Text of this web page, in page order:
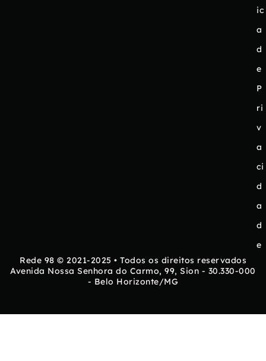
ic
a
d
e
P
ri
v
a
ci
d
a
d
e
Rede 98 © 2021-2025 • Todos os direitos reservados
Avenida Nossa Senhora do Carmo, 99, Sion - 30.330-000
- Belo Horizonte/MG